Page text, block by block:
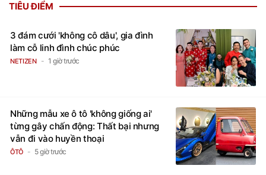
TIÊU ĐIỂM
3 đám cưới 'không cô dâu', gia đình
làm cỗ linh đình chúc phúc
NETIZEN 1 giờ trước
Những mẫu xe ô tô 'không giống ai'
từng gây chấn động: Thất bại nhưng
vẫn đi vào huyền thoại
ÔTÔ 5 giờ trước